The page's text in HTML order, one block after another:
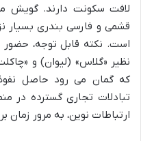
لافت سکونت دارند. گویش
قشمی و فارسی بندری بسیار
است. نکته قابل توجه، حضور
نظیر «گلاس» (لیوان) و
که گمان می رود حاصل نفوذ
تبادلات تجاری گسترده در
ارتباطات نوین، به مرور